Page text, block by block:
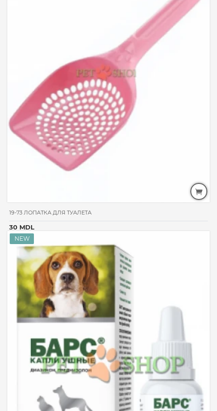
19-73 ЛОПАТКА ДЛЯ ТУАЛЕТА
30 MDL